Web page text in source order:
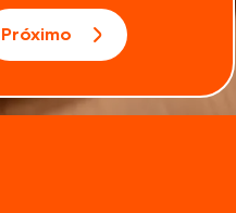
Próximo